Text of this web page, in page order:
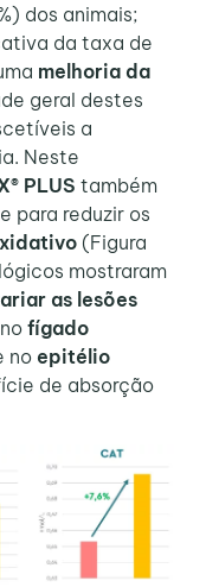
dos animais;
da taxa de
melhoria da
geral destes
a
Neste
PLUS também
para reduzir os
(Figura
mostraram
as lesões
fígado
no epitélio
de absorção